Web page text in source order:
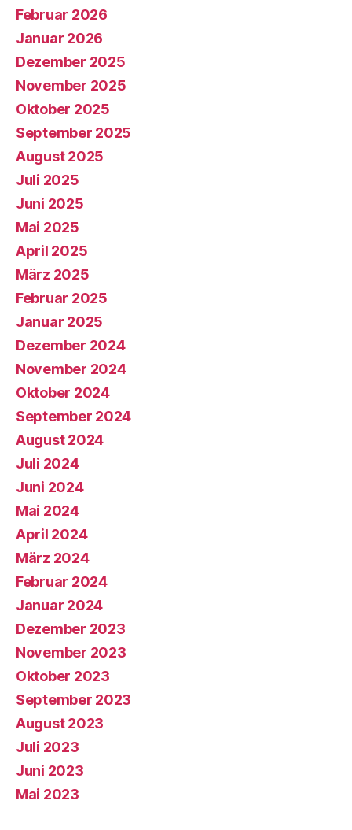
Februar 2026
Januar 2026
Dezember 2025
November 2025
Oktober 2025
September 2025
August 2025
Juli 2025
Juni 2025
Mai 2025
April 2025
März 2025
Februar 2025
Januar 2025
Dezember 2024
November 2024
Oktober 2024
September 2024
August 2024
Juli 2024
Juni 2024
Mai 2024
April 2024
März 2024
Februar 2024
Januar 2024
Dezember 2023
November 2023
Oktober 2023
September 2023
August 2023
Juli 2023
Juni 2023
Mai 2023